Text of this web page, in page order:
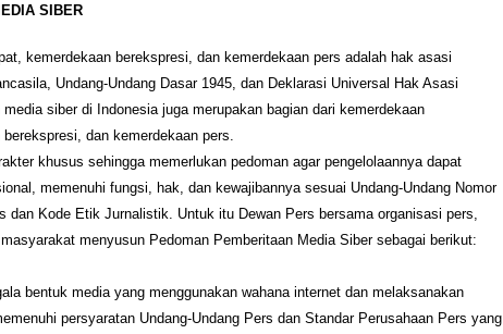
SIBER
kemerdekaan berekspresi, dan kemerdekaan pers adalah hak asasi
Undang-Undang Dasar 1945, dan Deklarasi Universal Hak Asasi
siber di Indonesia juga merupakan bagian dari kemerdekaan
dan kemerdekaan pers.
khusus sehingga memerlukan pedoman agar pengelolaannya dapat
memenuhi fungsi, hak, dan kewajibannya sesuai Undang-Undang Nomor
dan Kode Etik Jurnalistik. Untuk itu Dewan Pers bersama organisasi pers,
menyusun Pedoman Pemberitaan Media Siber sebagai berikut:
bentuk media yang menggunakan wahana internet dan melaksanakan
persyaratan Undang-Undang Pers dan Standar Perusahaan Pers yang